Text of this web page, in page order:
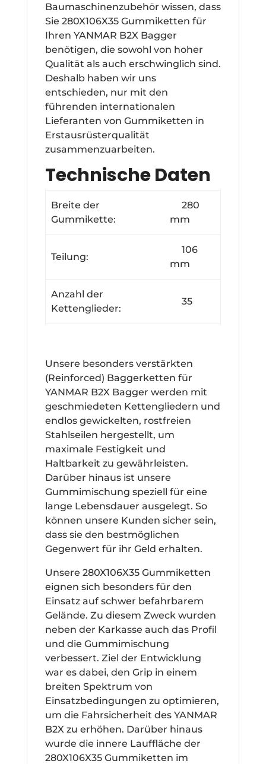
Baumaschinenzubehör wissen, dass
Sie 280X106X35 Gummiketten für
Ihren YANMAR B2X Bagger
benötigen, die sowohl von hoher
Qualität als auch erschwinglich sind.
Deshalb haben wir uns
entschieden, nur mit den
führenden internationalen
Lieferanten von Gummiketten in
Erstausrüsterqualität
zusammenzuarbeiten.
Technische Daten
Breite der
Gummikette:
280
mm
Teilung:
106
mm
Anzahl der
Kettenglieder:
35
Unsere besonders verstärkten
(Reinforced) Baggerketten für
YANMAR B2X Bagger werden mit
geschmiedeten Kettengliedern und
endlos gewickelten, rostfreien
Stahlseilen hergestellt, um
maximale Festigkeit und
Haltbarkeit zu gewährleisten.
Darüber hinaus ist unsere
Gummimischung speziell für eine
lange Lebensdauer ausgelegt. So
können unsere Kunden sicher sein,
dass sie den bestmöglichen
Gegenwert für ihr Geld erhalten.
Unsere 280X106X35 Gummiketten
eignen sich besonders für den
Einsatz auf schwer befahrbarem
Gelände. Zu diesem Zweck wurden
neben der Karkasse auch das Profil
und die Gummimischung
verbessert. Ziel der Entwicklung
war es dabei, den Grip in einem
breiten Spektrum von
Einsatzbedingungen zu optimieren,
um die Fahrsicherheit des YANMAR
B2X zu erhöhen. Darüber hinaus
wurde die innere Lauffläche der
280X106X35 Gummiketten im